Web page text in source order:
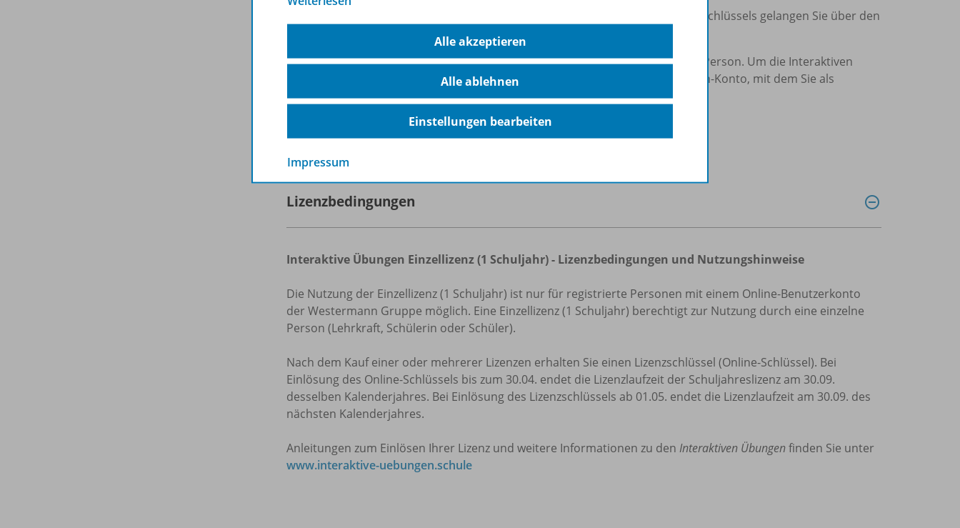
Nach dem Kauf erhalten Sie Ihren Online-Schlüssel. Nach der Eingabe des Schlüssels gelangen Sie über den
direkt zu den Interaktiven Übungen
Hinweis: Das Angebot gilt nur für den Kauf einer Einzellizenz (1 Schuljahr) pro Person. Um die Interaktiven
Übungen als kostenloses Prüfstück zu erhalten, benötigen Sie ein Westermann-Konto, mit dem Sie als
Lehrkraft oder Referendar/-in registriert sind.
Erfahren Sie mehr über die Reihe
Lizenzbedingungen
Interaktive Übungen Einzellizenz (1 Schuljahr) - Lizenzbedingungen und Nutzungshinweise
Die Nutzung der Einzellizenz (1 Schuljahr) ist nur für registrierte Personen mit einem Online-Benutzerkonto
der Westermann Gruppe möglich. Eine Einzellizenz (1 Schuljahr) berechtigt zur Nutzung durch eine einzelne
Person (Lehrkraft, Schülerin oder Schüler).
Nach dem Kauf einer oder mehrerer Lizenzen erhalten Sie einen Lizenzschlüssel (Online-Schlüssel). Bei
Einlösung des Online-Schlüssels bis zum 30.04. endet die Lizenzlaufzeit der Schuljahreslizenz am 30.09.
desselben Kalenderjahres. Bei Einlösung des Lizenzschlüssels ab 01.05. endet die Lizenzlaufzeit am 30.09. des
nächsten Kalenderjahres.
Anleitungen zum Einlösen Ihrer Lizenz und weitere Informationen zu den Interaktiven Übungenfinden Sie unter
www.interaktive-uebungen.schule
Alle akzeptieren
Alle ablehnen
Einstellungen bearbeiten
Impressum